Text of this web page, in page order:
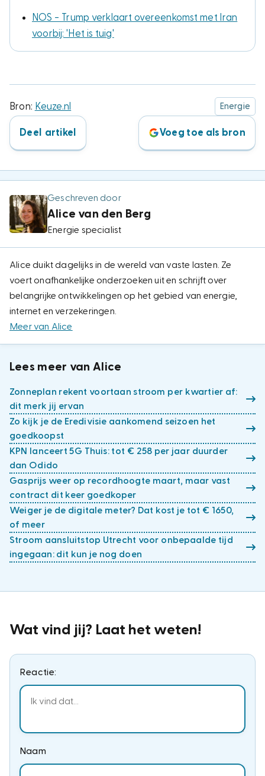
NOS - Trump verklaart overeenkomst met Iran
voorbij: 'Het is tuig'
Bron: Keuze.nl Energie
Deel artikel Voeg toe als bron
Geschreven door
Alice van den Berg
Energie specialist
Alice duikt dagelijks in de wereld van vaste lasten. Ze
voert onafhankelijke onderzoeken uit en schrijft over
belangrijke ontwikkelingen op het gebied van energie,
internet en verzekeringen.
Meer van Alice
Lees meer van Alice
Zonneplan rekent voortaan stroom per kwartier af:
dit merk jij ervan
Zo kijk je de Eredivisie aankomend seizoen het
goedkoopst
KPN lanceert 5G Thuis: tot € 258 per jaar duurder
dan Odido
Gasprijs weer op recordhoogte maart, maar vast
contract dit keer goedkoper
Weiger je de digitale meter? Dat kost je tot € 1650,
of meer
Stroom aansluitstop Utrecht voor onbepaalde tijd
ingegaan: dit kun je nog doen
Wat vind jij? Laat het weten!
Reactie:
Naam